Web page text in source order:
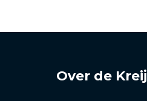
Over de Kreij